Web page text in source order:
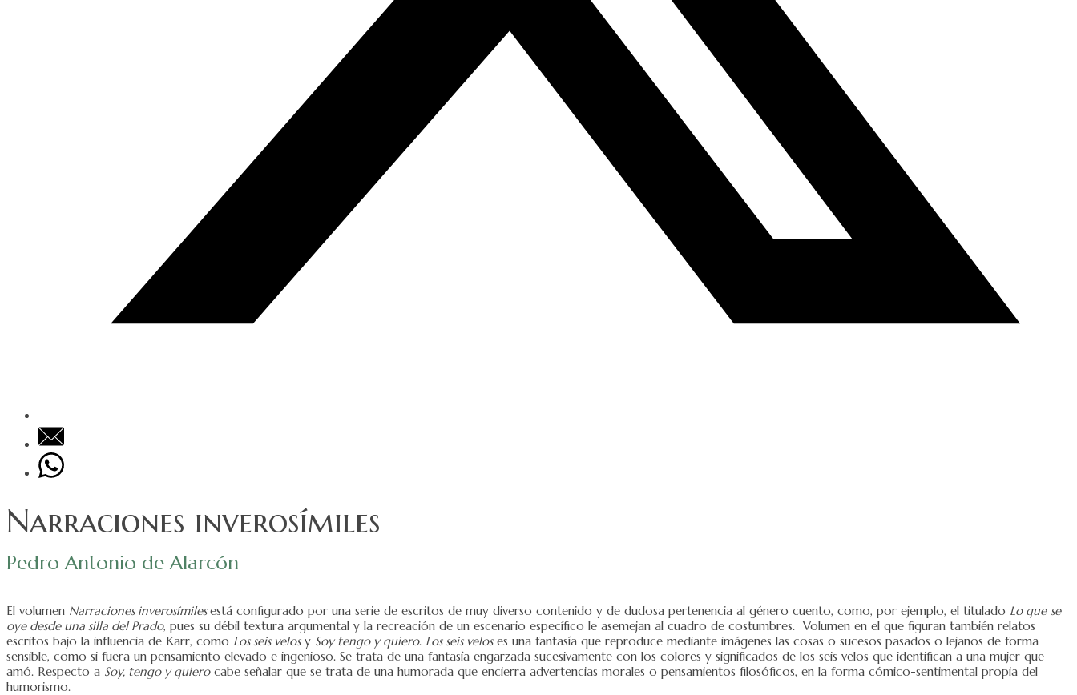
Narraciones inverosímiles
Pedro Antonio de Alarcón
El volumen Narraciones inverosímilesestá configurado por una serie de escritos de muy diverso contenido y de dudosa pertenencia al género cuento, como, por ejemplo, el titulado Lo que se
oye desde una silla del Prado, pues su débil textura argumental y la recreación de un escenario específico le asemejan al cuadro de costumbres. Volumen en el que figuran también relatos
escritos bajo la influencia de Karr, como Los seis velosy Soy tengo y quiero. Los seis veloses una fantasía que reproduce mediante imágenes las cosas o sucesos pasados o lejanos de forma
sensible, como si fuera un pensamiento elevado e ingenioso. Se trata de una fantasía engarzada sucesivamente con los colores y significados de los seis velos que identifican a una mujer que
amó. Respecto a Soy, tengo y quierocabe señalar que se trata de una humorada que encierra advertencias morales o pensamientos filosóficos, en la forma cómico-sentimental propia del
humorismo.